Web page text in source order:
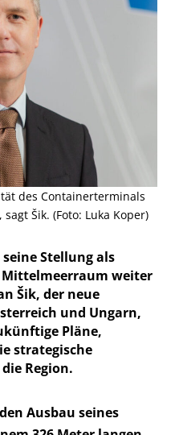
des Containerterminals
Šik. (Foto: Luka Koper)
Stellung als
weiter
Šik, der neue
und Ungarn,
Pläne,
strategische
Region.
Ausbau seines